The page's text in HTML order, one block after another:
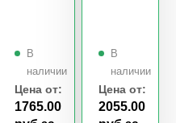
Цена от:
1765.00
Цена от:
2055.00